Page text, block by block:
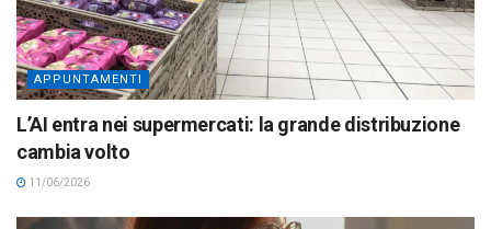
APPUNTAMENTI
L’AI entra nei supermercati: la grande distribuzione
cambia volto
11/06/2026